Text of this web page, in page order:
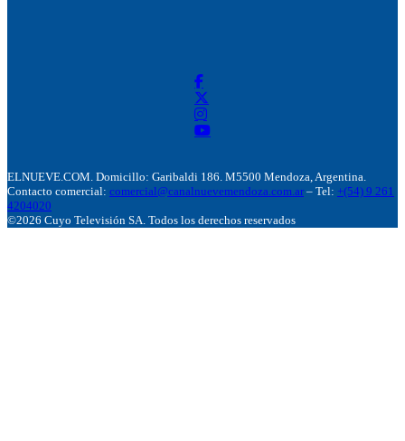
ELNUEVE.COM. Domicillo: Garibaldi 186. M5500 Mendoza, Argentina.
Contacto comercial: comercial@canalnuevemendoza.com.ar – Tel: +(54) 9 261
4204020
©2026 Cuyo Televisión SA. Todos los derechos reservados